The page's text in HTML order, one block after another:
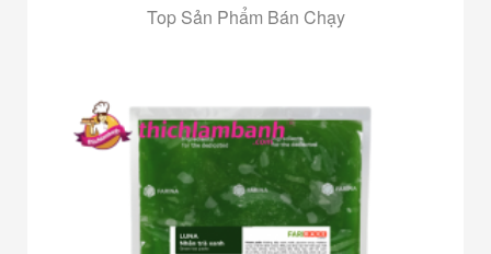
Top Sản Phẩm Bán Chạy